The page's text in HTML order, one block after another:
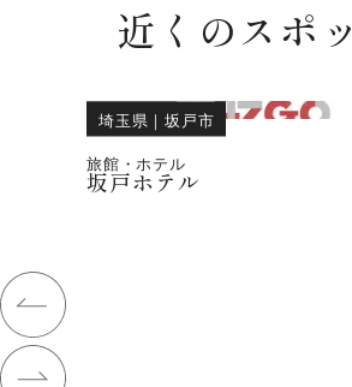
近くのスポ
埼玉県 ｜坂戸市
旅館・ホテル
坂戸ホテル